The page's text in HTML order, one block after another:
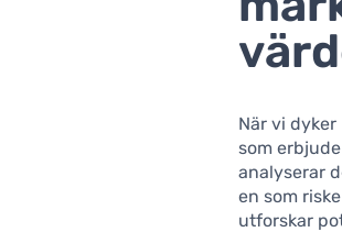
När vi
som
analyserar
en som
utforskar